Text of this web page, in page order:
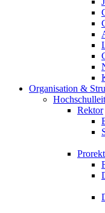
Organisation &
Rektor